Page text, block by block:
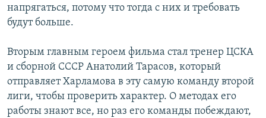
напрягаться, потому что тогда с них и требовать
будут больше.
Вторым главным героем фильма стал тренер ЦСКА
и сборной СССР Анатолий Тарасов, который
отправляет Харламова в эту самую команду второй
лиги, чтобы проверить характер. О методах его
работы знают все, но раз его команды побеждают,